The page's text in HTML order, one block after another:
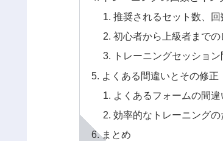
推奨されるセット数、
初心者から上級者までの
トレーニングセッショ
よくある間違いとその修正
よくあるフォームの間違
効率的なトレーニングの
まとめ